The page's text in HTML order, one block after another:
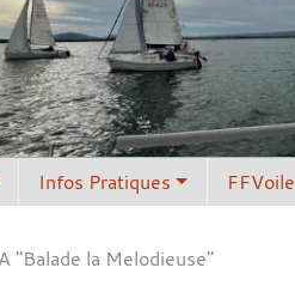
Infos Pratiques FFVoile
"Balade la Melodieuse"